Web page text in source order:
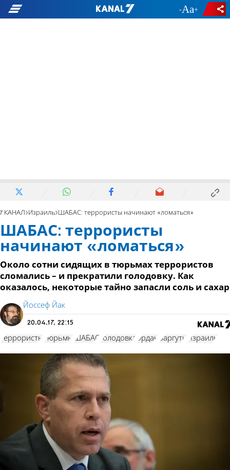
- +
7 КАНАЛ Израиль ШАБАС: террористы начинают «ломаться»
ШАБАС: террористы
начинают «ломаться»
Около сотни сидящих в тюрьмах террористов
сломались – и прекратили голодовку. Как
оказалось, некоторые тайно запасли соль и сахар
Йоссеф Йак
20.04.17, 22:15
террористы тюрьмы ШАБАС голодовка Эрдан Баргути Израиль